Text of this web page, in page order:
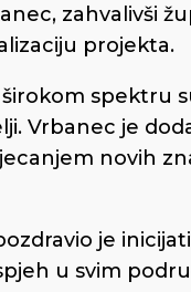
zahvalivši
projekta.
spektru
Vrbanec je
novih
je
u svim